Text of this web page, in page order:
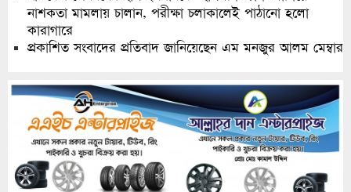
নাশকতা মামলায় চালান, পরীক্ষা চলাকালেই পাঠানো হলো
কারাগারে
প্রকাশিত সংবাদের প্রতিবাদ জানিয়েছেন এম মনজুর আলম মেম্বার